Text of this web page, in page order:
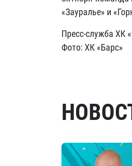
«Зауралье» и
Пресс-служба ХК
Фото: ХК «Барс»